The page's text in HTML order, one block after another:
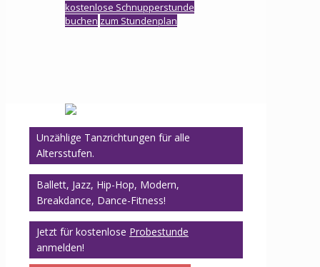
kostenlose Schnupperstunde
buchen zum Stundenplan
Unzählige Tanzrichtungen für alle
Altersstufen.
Ballett, Jazz, Hip-Hop, Modern,
Breakdance, Dance-Fitness!
Jetzt für kostenlose Probestunde
anmelden!